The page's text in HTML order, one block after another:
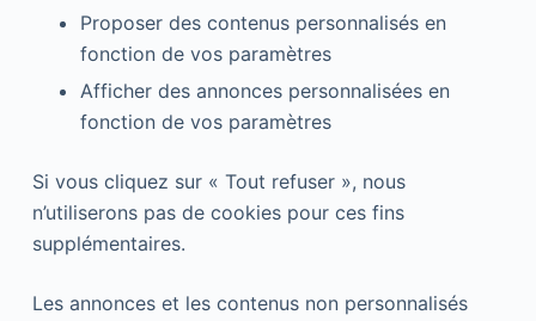
Proposer des contenus personnalisés en
fonction de vos paramètres
Afficher des annonces personnalisées en
fonction de vos paramètres
Si vous cliquez sur « Tout refuser », nous
n’utiliserons pas de cookies pour ces fins
supplémentaires.
Les annonces et les contenus non personnalisés